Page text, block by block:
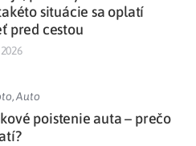
situácie sa oplatí
pred cestou
,Auto
poistenie auta – prečo